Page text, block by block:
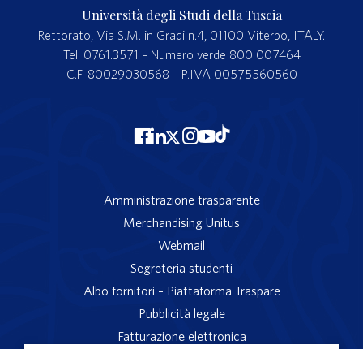
Università degli Studi della Tuscia
Rettorato, Via S.M. in Gradi n.4, 01100 Viterbo, ITALY.
Tel. 0761.3571 – Numero verde 800 007464
C.F. 80029030568 – P.IVA 00575560560
Amministrazione trasparente
Merchandising Unitus
Webmail
Segreteria studenti
Albo fornitori – Piattaforma Traspare
Pubblicità legale
Fatturazione elettronica